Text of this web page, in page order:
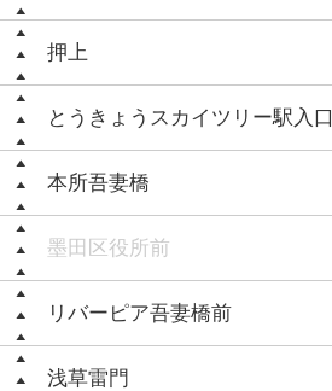
押上
とうきょうスカイツリー駅入口
本所吾妻橋
墨田区役所前
リバーピア吾妻橋前
浅草雷門